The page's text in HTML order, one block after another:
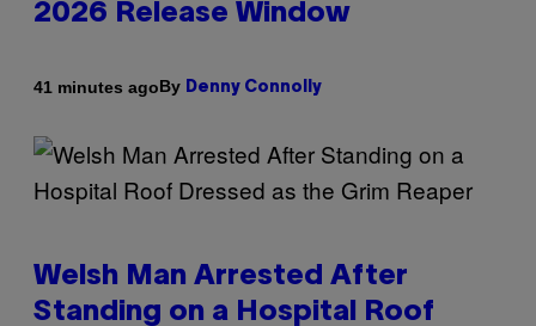
2026 Release Window
41 minutes agoBy Denny Connolly
Welsh Man Arrested After
Standing on a Hospital Roof